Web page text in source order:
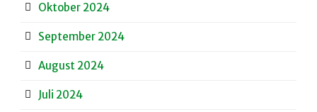
Oktober 2024
September 2024
August 2024
Juli 2024